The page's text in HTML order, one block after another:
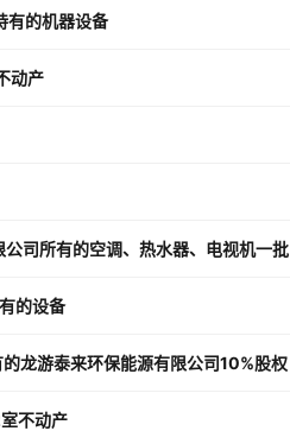
有的机器设备
动产
司所有的空调、热水器、电视机一批
的设备
龙游泰来环保能源有限公司10%股权
不动产